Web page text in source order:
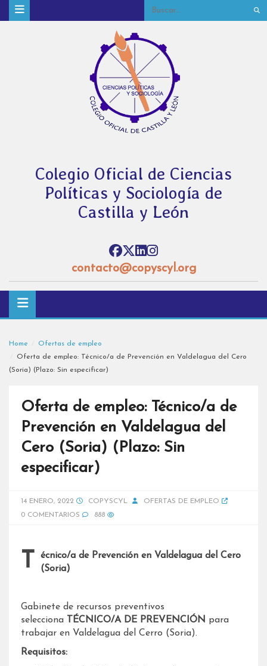
Colegio Oficial de Ciencias
Políticas y Sociología de
Castilla y León
contacto@copyscyl.org
Home
Ofertas de empleo
Oferta de empleo: Técnico/a de Prevención en Valdelagua del Cero
(Soria) (Plazo: Sin especificar)
Oferta de empleo: Técnico/a de
Prevención en Valdelagua del
Cero (Soria) (Plazo: Sin
especificar)
14 ENERO, 2022 COPYSCYL
OFERTAS DE EMPLEO
0 COMENTARIOS
888
Técnico/a de Prevención en Valdelagua del Cero (Soria)
Gabinete de recursos preventivos
selecciona
TÉCNICO/A DE PREVENCIÓN para
trabajar en Valdelagua del Cerro (Soria).
Requisitos: